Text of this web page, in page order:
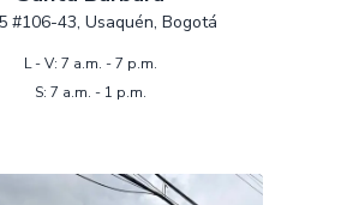
#106-43, Usaquén, Bogotá
L - V: 7 a.m. - 7 p.m.
S: 7 a.m. - 1 p.m.